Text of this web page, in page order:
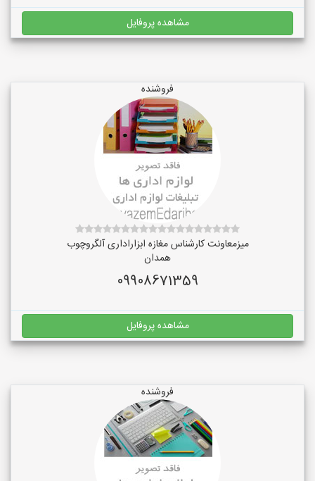
مشاهده پروفایل
فروشنده
میزمعاونت کارشناس مغازه ابزاراداری آلگروچوب
همدان
09908671359
مشاهده پروفایل
فروشنده